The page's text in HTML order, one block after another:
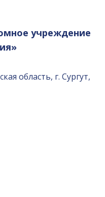
учреждение
область, г. Сургут,